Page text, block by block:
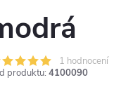
1 hodnocení
produktu: 4100090